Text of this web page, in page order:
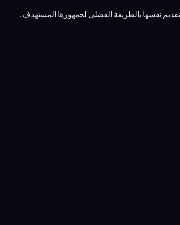
نفسها بالطريقة الفضلى لجمهورها المستهدف.